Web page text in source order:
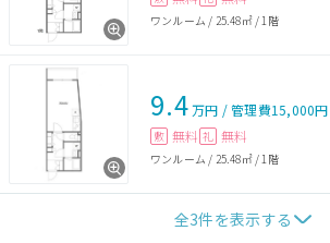
ワンルーム / 25.48㎡/ 1階
9.4万円 /管理費15,000円
敷 無料 礼 無料
ワンルーム / 25.48㎡/ 1階
全3件を表示する